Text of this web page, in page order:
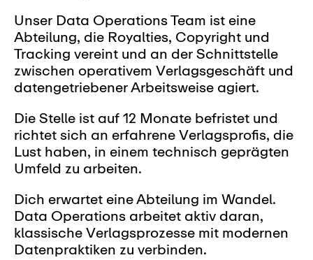
Unser Data Operations Team ist eine
Abteilung, die Royalties, Copyright und
Tracking vereint und an der Schnittstelle
zwischen operativem Verlagsgeschäft und
datengetriebener Arbeitsweise agiert.
Die Stelle ist auf 12 Monate befristet und
richtet sich an erfahrene Verlagsprofis, die
Lust haben, in einem technisch geprägten
Umfeld zu arbeiten.
Dich erwartet eine Abteilung im Wandel.
Data Operations arbeitet aktiv daran,
klassische Verlagsprozesse mit modernen
Datenpraktiken zu verbinden.